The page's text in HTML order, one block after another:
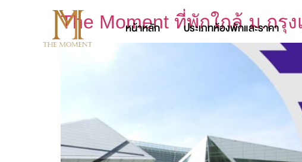
หน้าหลัก ประเภทห้องพักและราคา
The Moment ที่พักใกล้ ม.กรุง